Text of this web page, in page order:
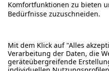
ÜBER DIESE SEITE